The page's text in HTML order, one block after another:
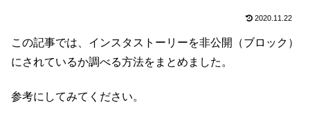
2020.11.22
この記事では、インスタストーリーを非公開（ブロック）
にされているか調べる方法をまとめました。
参考にしてみてください。